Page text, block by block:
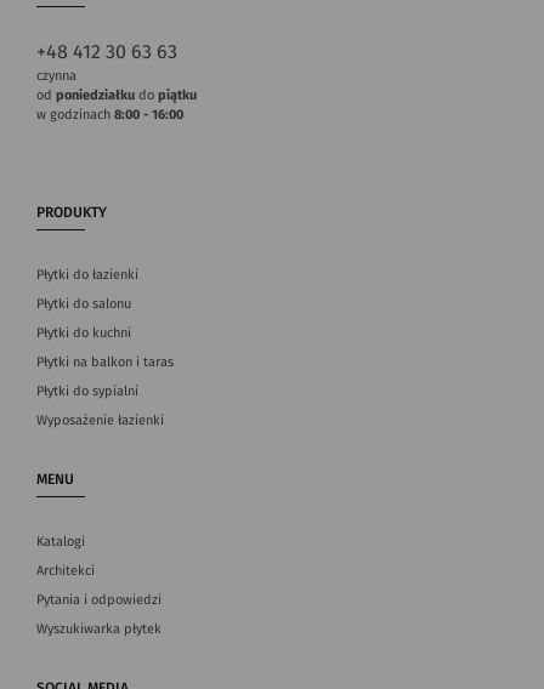
+48 412 30 63 63
czynna
od poniedziałku do piątku
w godzinach 8:00 - 16:00
PRODUKTY
Płytki do łazienki
Płytki do salonu
Płytki do kuchni
Płytki na balkon i taras
Płytki do sypialni
Wyposażenie łazienki
MENU
Katalogi
Architekci
Pytania i odpowiedzi
Wyszukiwarka płytek